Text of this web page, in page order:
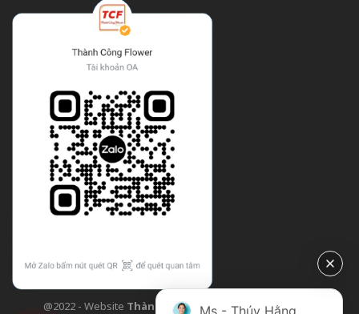
@2022 - Website Thành Công Flower| Design bởi
Ms - Thúy Hằng